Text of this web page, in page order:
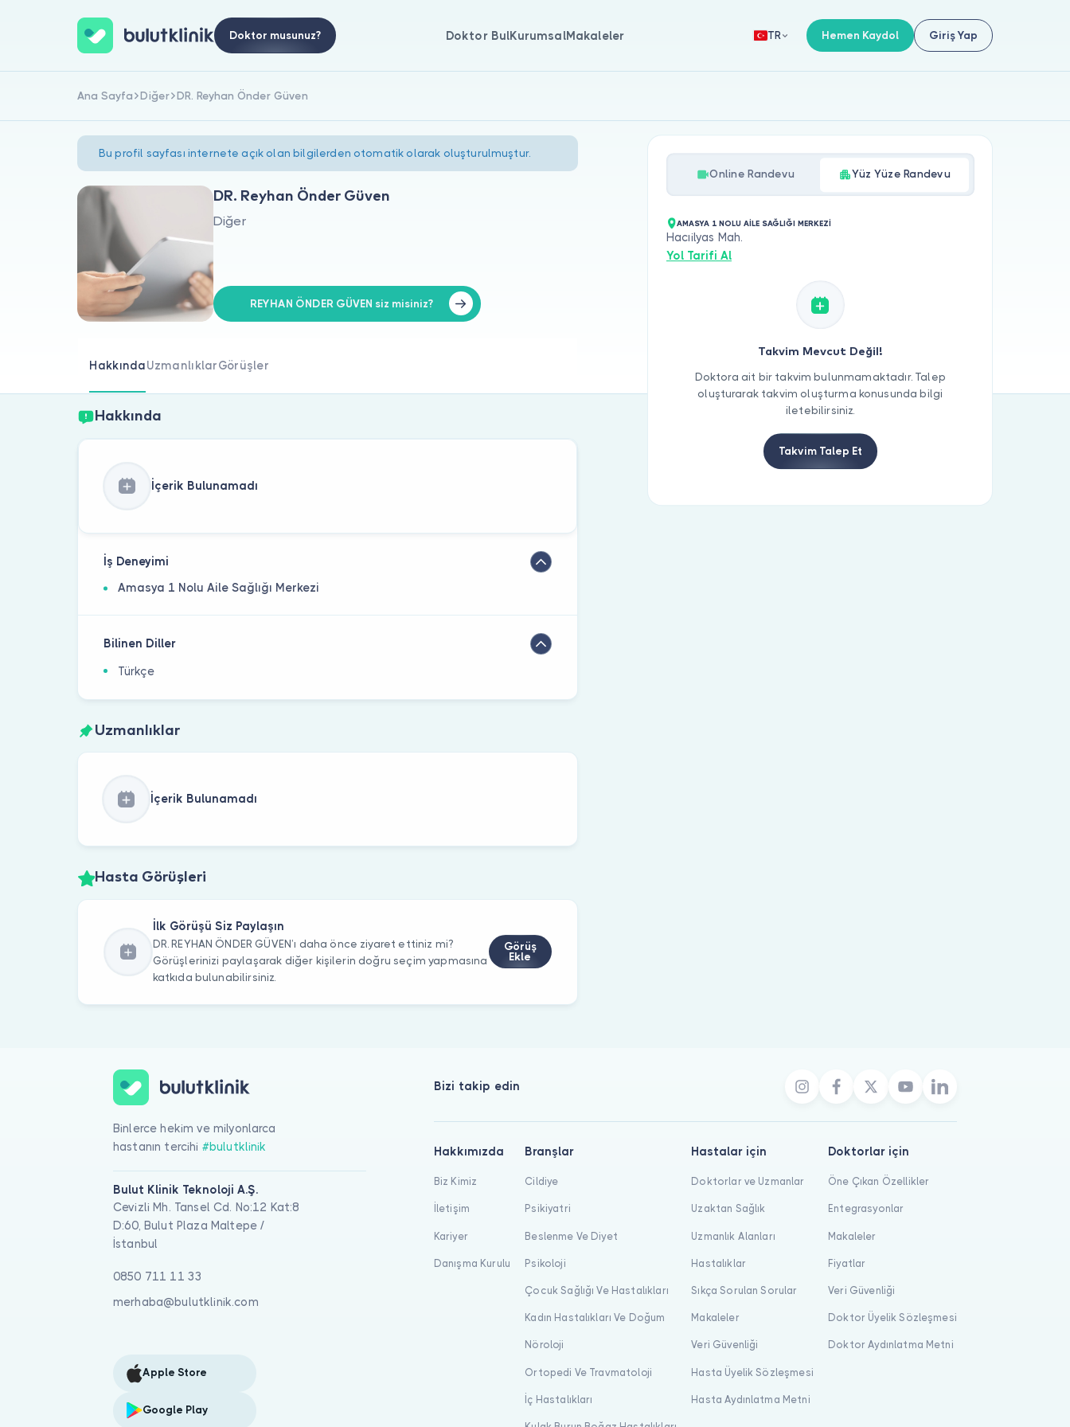
Doktor musunuz? Doktor BulKurumsalMakaleler TR Hemen Kaydol Giriş Yap
Ana Sayfa Diğer DR. Reyhan Önder Güven
Bu profil sayfası internete açık olan bilgilerden otomatik olarak oluşturulmuştur.
DR. Reyhan Önder Güven
Diğer
REYHAN ÖNDER GÜVEN siz misiniz?
HakkındaUzmanlıklarGörüşler
Hakkında
İçerik Bulunamadı
İş Deneyimi
Amasya 1 Nolu Aile Sağlığı Merkezi
Bilinen Diller
Türkçe
Uzmanlıklar
İçerik Bulunamadı
Hasta Görüşleri
İlk Görüşü Siz Paylaşın
DR. REYHAN ÖNDER GÜVEN’ı daha önce ziyaret ettiniz mi?
Görüşlerinizi paylaşarak diğer kişilerin doğru seçim yapmasına
katkıda bulunabilirsiniz.
Görüş
Ekle
Online Randevu Yüz Yüze Randevu
AMASYA 1 NOLU AİLE SAĞLIĞI MERKEZİ
Hacıilyas Mah.
Yol Tarifi Al
Takvim Mevcut Değil!
Doktora ait bir takvim bulunmamaktadır. Talep
oluşturarak takvim oluşturma konusunda bilgi
iletebilirsiniz.
Takvim Talep Et
Binlerce hekim ve milyonlarca
hastanın tercihi #bulutklinik
Bulut Klinik Teknoloji A.Ş.
Cevizli Mh. Tansel Cd. No:12 Kat:8
D:60, Bulut Plaza Maltepe /
İstanbul
0850 711 11 33
merhaba@bulutklinik.com
Apple Store
Google Play
Bizi takip edin
Hakkımızda
Biz Kimiz
İletişim
Kariyer
Danışma Kurulu
Branşlar
Cildiye
Psikiyatri
Beslenme Ve Diyet
Psikoloji
Çocuk Sağlığı Ve Hastalıkları
Kadın Hastalıkları Ve Doğum
Nöroloji
Ortopedi Ve Travmatoloji
İç Hastalıkları
Hastalar için
Doktorlar ve Uzmanlar
Uzaktan Sağlık
Uzmanlık Alanları
Hastalıklar
Sıkça Sorulan Sorular
Makaleler
Veri Güvenliği
Hasta Üyelik Sözleşmesi
Hasta Aydınlatma Metni
Doktorlar için
Öne Çıkan Özellikler
Entegrasyonlar
Makaleler
Fiyatlar
Veri Güvenliği
Doktor Üyelik Sözleşmesi
Doktor Aydınlatma Metni